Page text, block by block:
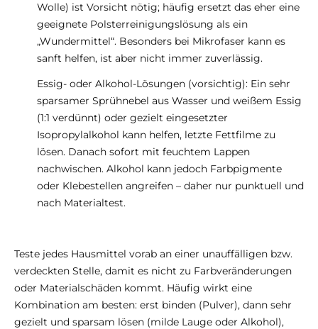
Wolle) ist Vorsicht nötig; häufig ersetzt das eher eine
geeignete Polsterreinigungslösung als ein
„Wundermittel“. Besonders bei Mikrofaser kann es
sanft helfen, ist aber nicht immer zuverlässig.
Essig- oder Alkohol-Lösungen (vorsichtig): Ein sehr
sparsamer Sprühnebel aus Wasser und weißem Essig
(1:1 verdünnt) oder gezielt eingesetzter
Isopropylalkohol kann helfen, letzte Fettfilme zu
lösen. Danach sofort mit feuchtem Lappen
nachwischen. Alkohol kann jedoch Farbpigmente
oder Klebestellen angreifen – daher nur punktuell und
nach Materialtest.
Teste jedes Hausmittel vorab an einer unauffälligen bzw.
verdeckten Stelle, damit es nicht zu Farbveränderungen
oder Materialschäden kommt. Häufig wirkt eine
Kombination am besten: erst binden (Pulver), dann sehr
gezielt und sparsam lösen (milde Lauge oder Alkohol),